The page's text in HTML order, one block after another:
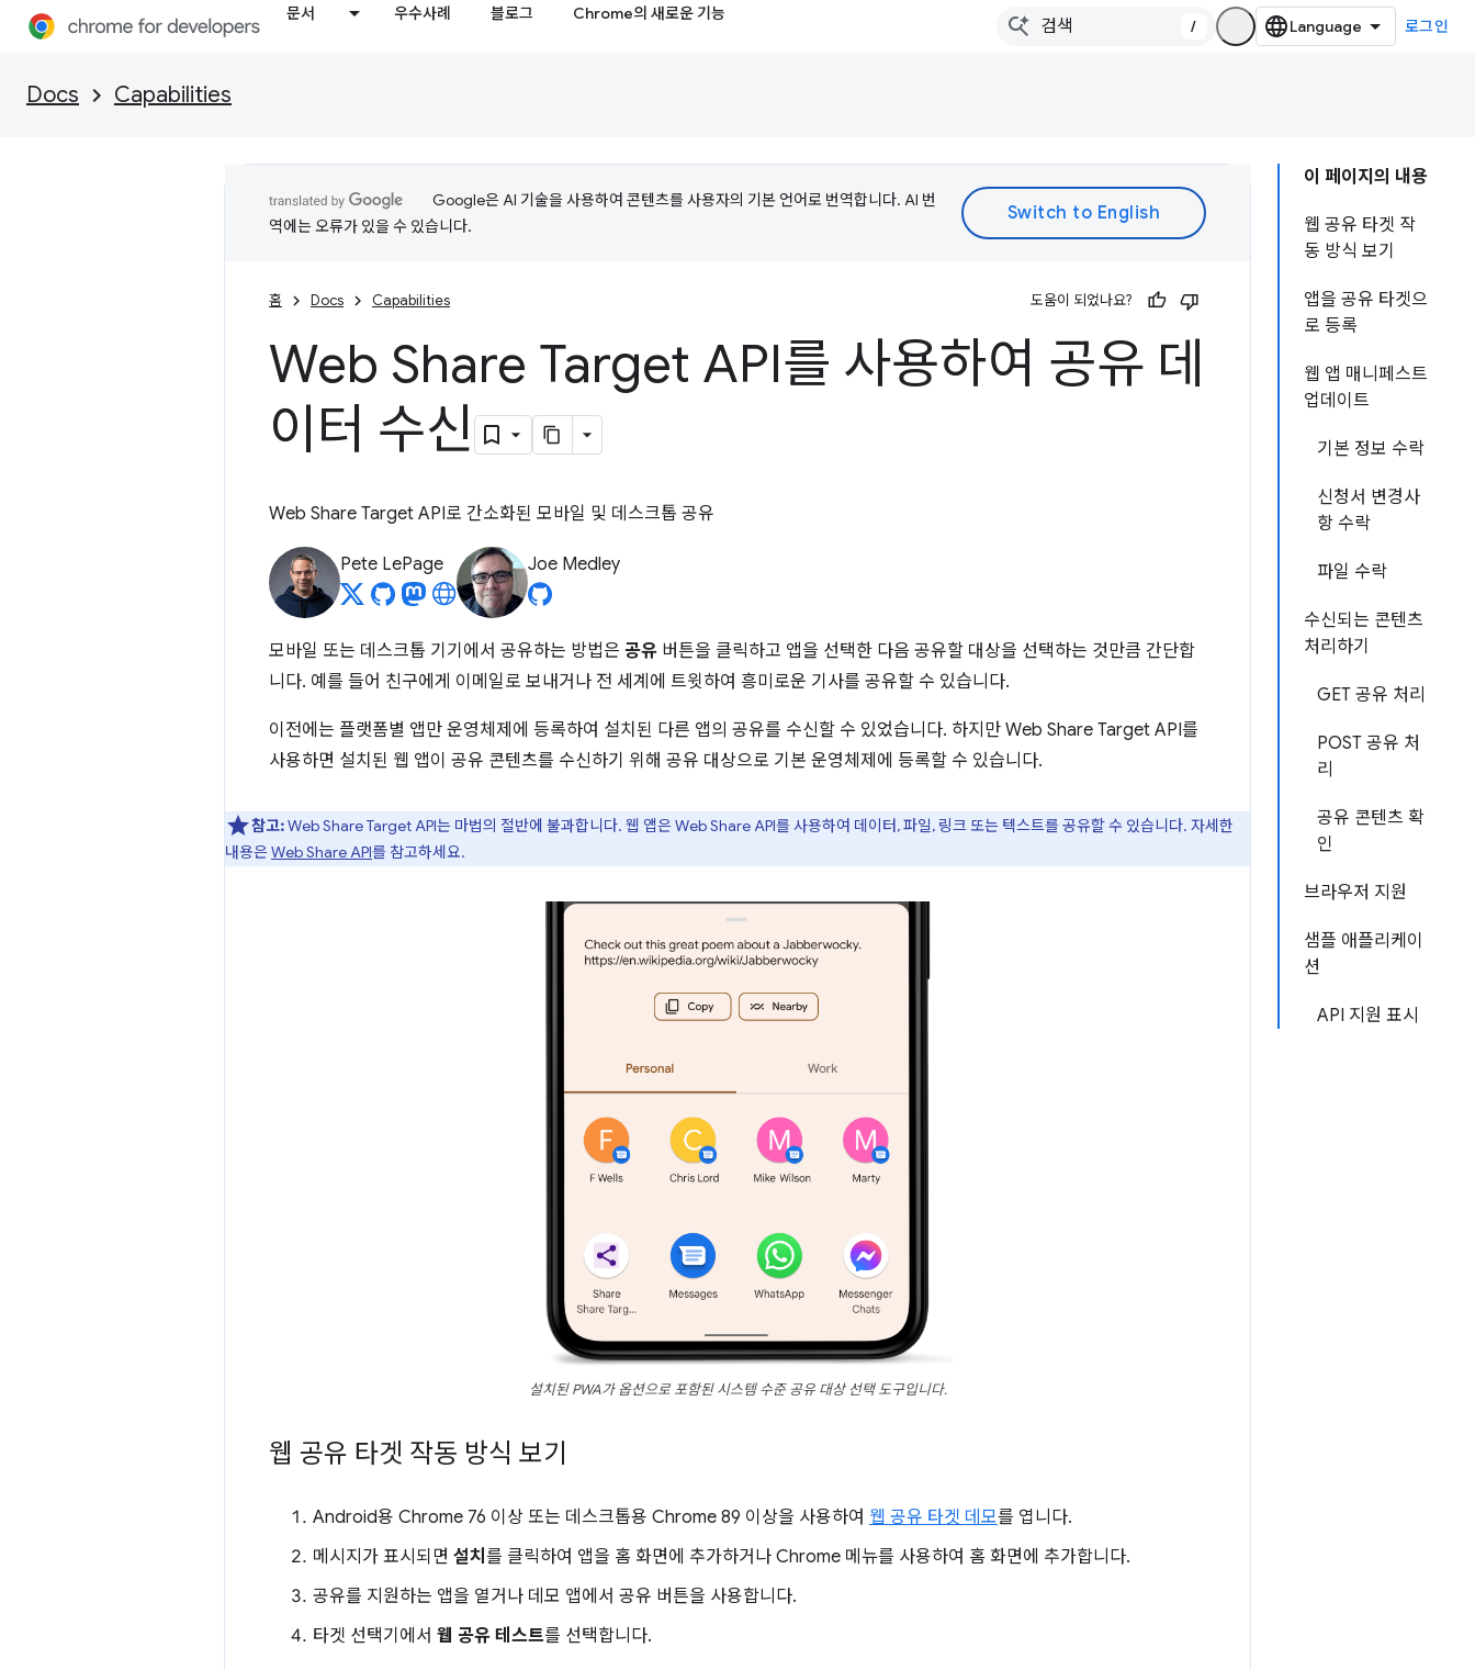
문서 우수사례 블로그 Chrome의 새로운 기능
/ 로그인
Docs Capabilities
이 페이지의 내용
웹 공유 타겟 작
동 방식 보기
앱을 공유 타겟으
로 등록
웹 앱 매니페스트
업데이트
기본 정보 수락
신청서 변경사
항 수락
파일 수락
수신되는 콘텐츠
처리하기
GET 공유 처리
POST 공유 처
리
공유 콘텐츠 확
인
브라우저 지원
샘플 애플리케이
션
API 지원 표시
Google은 AI 기술을 사용하여 콘텐츠를 사용자의 기본 언어로 번역합니다. AI 번
역에는 오류가 있을 수 있습니다.
홈 Docs Capabilities 도움이 되었나요?
Web Share Target API를 사용하여 공유 데
이터 수신
Web Share Target API로 간소화된 모바일 및 데스크톱 공유
Pete LePage Joe Medley
모바일 또는 데스크톱 기기에서 공유하는 방법은 공유 버튼을 클릭하고 앱을 선택한 다음 공유할 대상을 선택하는 것만큼 간단합
니다. 예를 들어 친구에게 이메일로 보내거나 전 세계에 트윗하여 흥미로운 기사를 공유할 수 있습니다.
이전에는 플랫폼별 앱만 운영체제에 등록하여 설치된 다른 앱의 공유를 수신할 수 있었습니다. 하지만 Web Share Target API를
사용하면 설치된 웹 앱이 공유 콘텐츠를 수신하기 위해 공유 대상으로 기본 운영체제에 등록할 수 있습니다.
참고:Web Share Target API는 마법의 절반에 불과합니다. 웹 앱은 Web Share API를 사용하여 데이터, 파일, 링크 또는 텍스트를 공유할 수 있습니다. 자세한
내용은Web Share API를 참고하세요.
설치된 PWA가 옵션으로 포함된 시스템 수준 공유 대상 선택 도구입니다.
웹 공유 타겟 작동 방식 보기
Android용 Chrome 76 이상 또는 데스크톱용 Chrome 89 이상을 사용하여 웹 공유 타겟 데모를 엽니다.
메시지가 표시되면 설치 를 클릭하여 앱을 홈 화면에 추가하거나 Chrome 메뉴를 사용하여 홈 화면에 추가합니다.
공유를 지원하는 앱을 열거나 데모 앱에서 공유 버튼을 사용합니다.
타겟 선택기에서 웹 공유 테스트를 선택합니다.